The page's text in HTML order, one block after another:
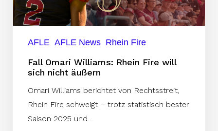
sich
nicht
äußern
AFLE AFLE News Rhein Fire
Fall Omari Williams: Rhein Fire will
sich nicht äußern
Omari Williams berichtet von Rechtsstreit,
Rhein Fire schweigt – trotz statistisch bester
Saison 2025 und…